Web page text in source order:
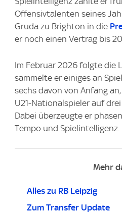
Offensivtalenten seines
Gruda zu Brighton in die
er noch einen Vertrag bis
Im Februar 2026 folgte die
sammelte er einiges an
sechs davon von Anfang
U21-Nationalspieler auf
Dabei überzeugte er
Tempo und Spielintelligenz.
Mehr
Alles zu RB Leipzig
Zum Transfer Update